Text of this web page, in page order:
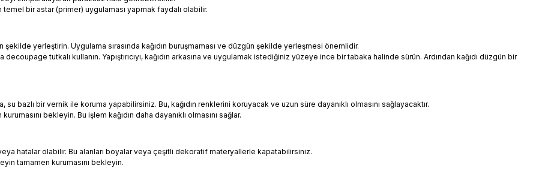
bir astar (primer) uygulaması yapmak faydalı olabilir.
şekilde yerleştirin. Uygulama sırasında kağıdın buruşmaması ve düzgün şekilde yerleşmesi önemlidir.
decoupage tutkalı kullanın. Yapıştırıcıyı, kağıdın arkasına ve uygulamak istediğiniz yüzeye ince bir tabaka halinde sürün. Ardından kağıdı düzgün bir
su bazlı bir vernik ile koruma yapabilirsiniz. Bu, kağıdın renklerini koruyacak ve uzun süre dayanıklı olmasını sağlayacaktır.
bekleyin. Bu işlem kağıdın daha dayanıklı olmasını sağlar.
hatalar olabilir. Bu alanları boyalar veya çeşitli dekoratif materyallerle kapatabilirsiniz.
tamamen kurumasını bekleyin.